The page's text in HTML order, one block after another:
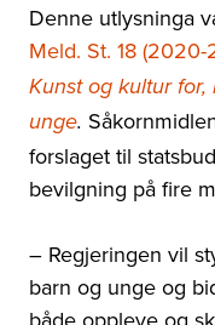
Denne utlysninga
Meld. St. 18 (2020-
Kunst og kultur
unge.
forslaget til
bevilgning på fire
– Regjeringen vil
barn og unge og